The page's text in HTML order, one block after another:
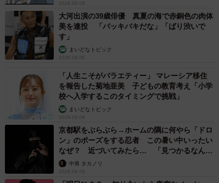
2026.08.06
大河出演の39歳俳優 真夏の海で赤銅色の肉体
美を連投 「バッキバキだな」「ばり渋いで
す」
まいどなトピック
2026.08.06
「人生こそがバラエティー」 マレーシア移住
を報告した菊地亜美 子どもの教育考え「小学
校へ入学するこのタイミングで挑戦」
まいどなトピック
2026.08.06
京都駅をぶらぶら→ホームの隅に何やら「ドロ
ン」のポーズをする忍者 この暑い中いったい
なぜ？ 近づいてみたら… 「見つかるなんて
未熟」中将 タカノリ
2026.08.06